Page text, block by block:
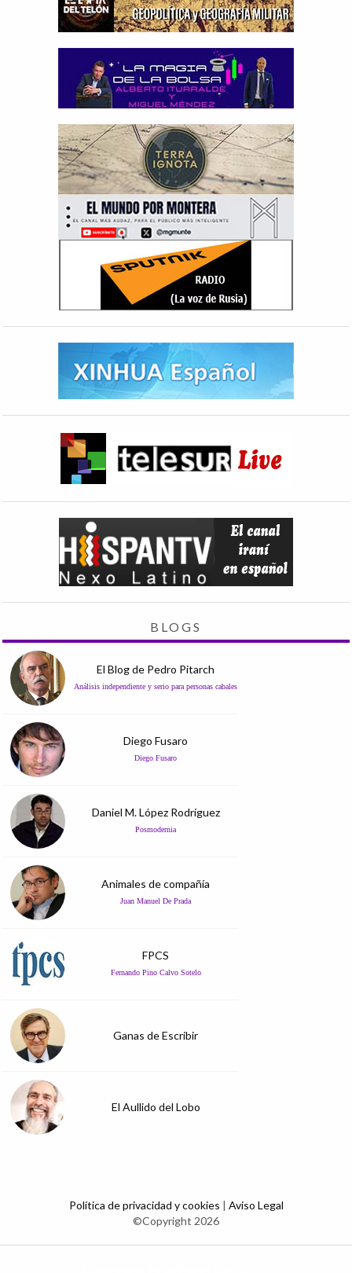
BLOGS
El Blog de Pedro Pitarch
Análisis independiente y serio para personas cabales
Diego Fusaro
Diego Fusaro
Daniel M. López Rodríguez
Posmodernia
Animales de compañía
Juan Manuel De Prada
FPCS
Fernando Pino Calvo Sotelo
Ganas de Escribir
El Aullido del Lobo
Política de privacidad y cookies | Aviso Legal
©Copyright 2026